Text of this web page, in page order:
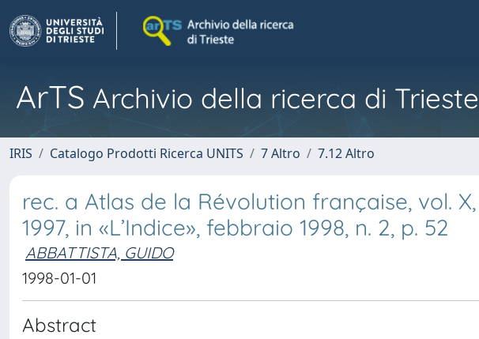
ArTS Archivio della ricerca di Trieste
IRIS Catalogo Prodotti Ricerca UNITS 7 Altro 7.12 Altro
rec. a Atlas de la Révolution française, vol. X,
1997, in «L’Indice», febbraio 1998, n. 2, p. 52
ABBATTISTA, GUIDO
1998-01-01
Abstract